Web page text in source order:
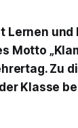
Lernen
Motto
Zu
Klasse